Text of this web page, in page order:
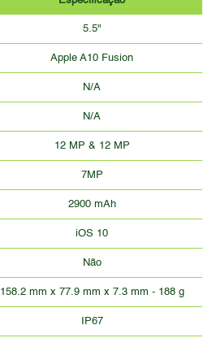
5.5"
Apple A10 Fusion
N/A
N/A
12 MP & 12 MP
7MP
2900 mAh
iOS 10
Não
158.2 mm x 77.9 mm x 7.3 mm - 188 g
IP67